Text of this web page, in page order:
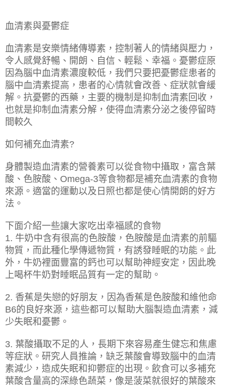
血清素與憂鬱症
血清素是安樂情緒傳導素，控制著人的情緒與壓力，
令人感覺舒暢、開朗、自信、輕鬆、幸福。憂鬱症原
因為腦中血清素濃度較低，我們只要把憂鬱症患者的
腦中血清素提高，患者的心情就會改善、症狀就會緩
解。抗憂鬱的西藥，主要的機制是抑制血清素回收，
也就是抑制血清素分解，使得血清素分泌之後停留時
間較久
如何補充血清素?
身體製造血清素的營養素可以從食物中攝取，富含葉
酸、色胺酸、 Omega-3等食物都是補充血清素的食物
來源。適當的運動以及日照也都是使心情開朗的好方
法。
下面介紹一些讓大家吃出幸福感的食物
1. 牛奶中含有很高的色胺酸，色胺酸是血清素的前驅
物質，而此種化學傳遞物質，有誘發睡眠的功能。此
外，牛奶裡面豐富的鈣也可以幫助神經安定，因此晚
上喝杯牛奶對睡眠品質有一定的幫助。
2. 香蕉是失戀的好朋友，因為香蕉是色胺酸和維他命
B6的良好來源，這些都可以幫助大腦製造血清素，減
少失眠和憂鬱。
3. 葉酸攝取不足的人，長期下來容易產生健忘和焦慮
等症狀。研究人員推論，缺乏葉酸會導致腦中的血清
素減少，造成失眠和抑鬱症的出現。飲食可以多補充
葉酸含量高的深綠色蔬菜，像是菠菜就很好的葉酸來